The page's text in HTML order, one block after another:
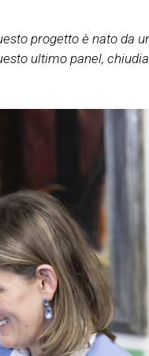
progetto è nato da
ultimo panel,